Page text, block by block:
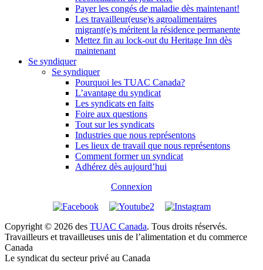
Payer les congés de maladie dès maintenant!
Les travailleur(euse)s agroalimentaires
migrant(e)s méritent la résidence permanente
Mettez fin au lock-out du Heritage Inn dès
maintenant
Se syndiquer
Se syndiquer
Pourquoi les TUAC Canada?
L’avantage du syndicat
Les syndicats en faits
Foire aux questions
Tout sur les syndicats
Industries que nous représentons
Les lieux de travail que nous représentons
Comment former un syndicat
Adhérez dès aujourd’hui
Connexion
Copyright © 2026 des TUAC Canada. Tous droits réservés.
Travailleurs et travailleuses unis de l’alimentation et du commerce
Canada
Le syndicat du secteur privé au Canada